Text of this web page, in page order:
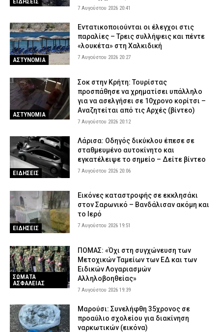
7 Αυγούστου 2026 14:04
7 Αυγούστου 2026 20:41
ΑΣΤΥΝΟΜΙΑ
Εντατικοποιούνται οι έλεγχοι στις
παραλίες – Τρεις συλλήψεις και πέντε
«λουκέτα» στη Χαλκιδική
7 Αυγούστου 2026 20:27
ΑΣΤΥΝΟΜΙΑ
Σοκ στην Κρήτη: Τουρίστας
προσπάθησε να χρηματίσει υπάλληλο
για να ασελγήσει σε 10χρονο κορίτσι –
Αναζητείται από τις Αρχές (βίντεο)
7 Αυγούστου 2026 20:12
ΕΙΔΗΣΕΙΣ
Λάρισα: Οδηγός δικύκλου έπεσε σε
σταθμευμένο αυτοκίνητο και
εγκατέλειψε το σημείο – Δείτε βίντεο
7 Αυγούστου 2026 20:06
ΕΙΔΗΣΕΙΣ
Εικόνες καταστροφής σε εκκλησάκι
στον Σαρωνικό – Βανδάλισαν ακόμη και
το Ιερό
7 Αυγούστου 2026 19:51
ΣΩΜΑΤΑ
ΑΣΦΑΛΕΙΑΣ
ΠΟΜΑΣ: «Όχι στη συγχώνευση των
Μετοχικών Ταμείων των ΕΔ και των
Ειδικών Λογαριασμών
Αλληλοβοηθείας»
7 Αυγούστου 2026 19:39
Μαρούσι: Συνελήφθη 35χρονος σε
προαύλιο σχολείου για διακίνηση
ναρκωτικών (εικόνα)